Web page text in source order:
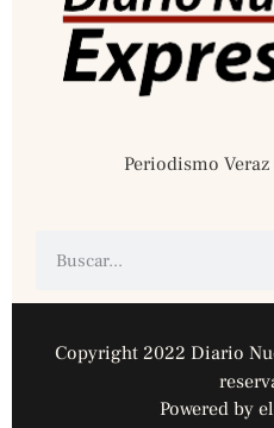
Periodismo
Copyright 2022 Diario
Powered by